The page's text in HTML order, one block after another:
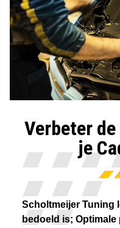
Verbeter
je
Scholtmeijer Tuning
bedoeld is;